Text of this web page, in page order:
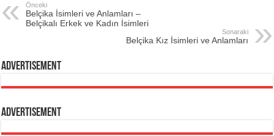
Önceki
Belçika İsimleri ve Anlamları –
Belçikalı Erkek ve Kadın İsimleri
Sonaraki
Belçika Kız İsimleri ve Anlamları
Advertisement
Advertisement